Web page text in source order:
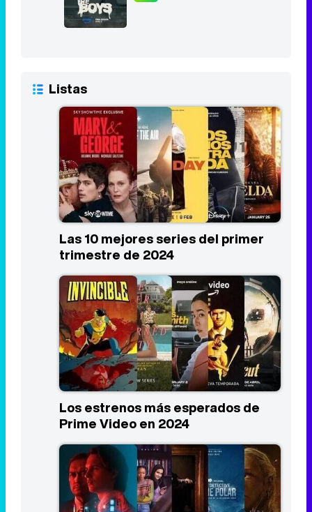
Listas
Las 10 mejores series del primer
trimestre de 2024
Los estrenos más esperados de
Prime Video en 2024